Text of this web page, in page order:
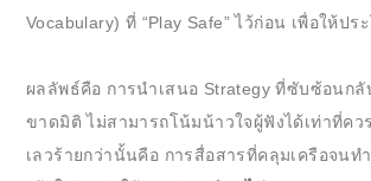
Vocabulary) ที่ “Play Safe” ไว้ก่อน เพื่อให้ป
ผลลัพธ์คือ การนำเสนอ Strategy ที่ซับซ้อนกลั
ขาดมิติ ไม่สามารถโน้มน้าวใจผู้ฟังได้เท่าที่ค
เลวร้ายกว่านั้นคือ การสื่อสารที่คลุมเครือจนท